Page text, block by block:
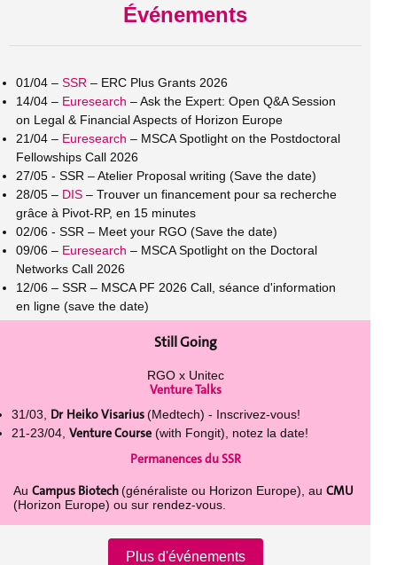
Événements
01/04 – SSR – ERC Plus Grants 2026
14/04 – Euresearch – Ask the Expert: Open Q&A Session
on Legal & Financial Aspects of Horizon Europe
21/04 – Euresearch – MSCA Spotlight on the Postdoctoral
Fellowships Call 2026
27/05 - SSR – Atelier Proposal writing (Save the date)
28/05 – DIS – Trouver un financement pour sa recherche
grâce à Pivot-RP, en 15 minutes
02/06 - SSR – Meet your RGO (Save the date)
09/06 – Euresearch – MSCA Spotlight on the Doctoral
Networks Call 2026
12/06 – SSR – MSCA PF 2026 Call, séance d'information
en ligne (save the date)
Still Going
RGO x Unitec
Venture Talks
31/03, Dr Heiko Visarius(Medtech) - Inscrivez-vous!
21-23/04, Venture Course (with Fongit), notez la date!
Permanences du SSR
Au Campus Biotech(généraliste ou Horizon Europe), au CMU
(Horizon Europe) ou sur rendez-vous.
Plus d'événements